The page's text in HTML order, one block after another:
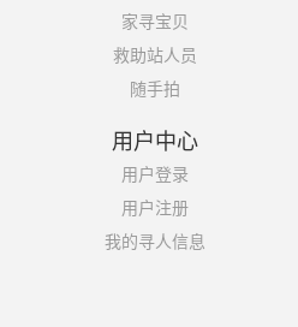
家寻宝贝
救助站人员
随手拍
用户中心
用户登录
用户注册
我的寻人信息